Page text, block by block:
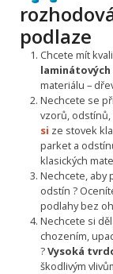
podlaze
Chcete mít
materiálu –
Nechcete se
vzorů, odstínů,
si ze stovek
parket a
klasických
Nechcete, aby
odstín ?
podlahy bez
Nechcete si
chozením,
?Vysoká
škodlivým